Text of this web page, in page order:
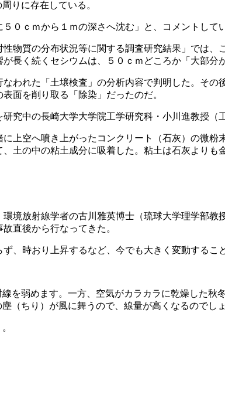
りに存在している。
０ｃｍから１ｍの深さへ沈む」と、コメントしてい
物質の分布状況等に関する調査研究結果」では
長く続くセシウムは、５０ｃｍどころか「大部分
われた「土壌検査」の分析内容で判明した。そ
面を削り取る「除染」だったのだ。
究中の長崎大学大学院工学研究科・小川進教授（
上空へ噴き上がったコンクリート（石灰）の微
土の中の粘土成分に吸着した。粘土は石灰よりも
境放射線学者の古川雅英博士（琉球大学理学部
直後から行なってきた。
、時おり上昇するなど、今でも大きく変動するこ
を弱めます。一方、空気がカラカラに乾燥した
（ちり）が風に舞うので、線量が高くなるのでしょ